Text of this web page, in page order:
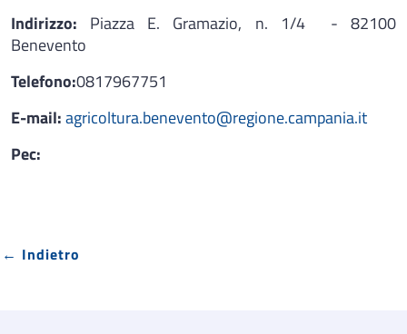
Indirizzo: Piazza E. Gramazio, n. 1/4 - 82100
Benevento
Telefono:0817967751
E-mail:agricoltura.benevento@regione.campania.it
Pec:
← Indietro